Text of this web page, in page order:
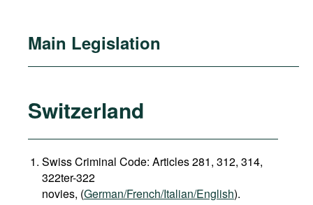
Main Legislation
Switzerland
Swiss Criminal Code: Articles 281, 312, 314,
322ter-322
novies, (German/French/Italian/English).